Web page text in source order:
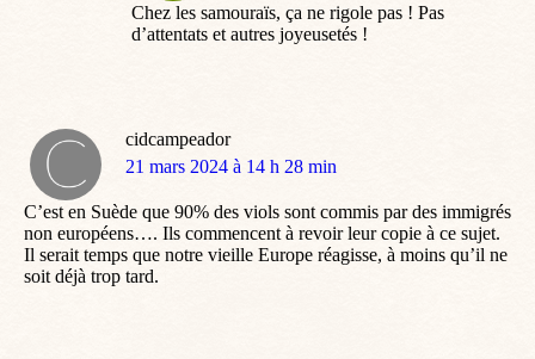
Chez les samouraïs, ça ne rigole pas ! Pas
d’attentats et autres joyeusetés !
cidcampeador
dit
21 mars 2024 à 14 h 28 min
C’est en Suède que 90% des viols sont commis par des immigrés
non européens…. Ils commencent à revoir leur copie à ce sujet.
Il serait temps que notre vieille Europe réagisse, à moins qu’il ne
soit déjà trop tard.